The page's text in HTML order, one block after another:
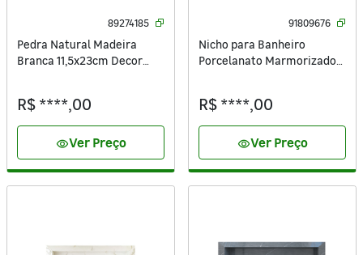
89274185
Pedra Natural Madeira
Branca 11,5x23cm Decor
R$ ****,00
visibilityVer Preço
91809676
Nicho para Banheiro
Porcelanato Marmorizado
R$ ****,00
visibilityVer Preço